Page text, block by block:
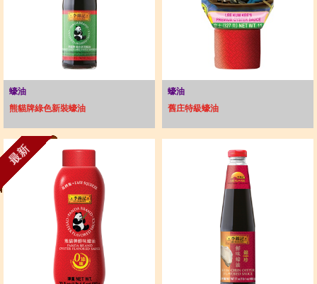
蠔油
熊貓牌綠色新裝蠔油
蠔油
舊庄特級蠔油
最新